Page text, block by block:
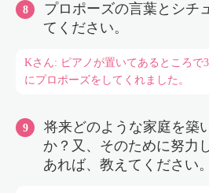
プロポーズの言葉とシチ
てください。
Kさん: ピアノが置いてあるところで
にプロポーズをしてくれました。
将来どのような家庭を築
か？又、そのために努力
あれば、教えてください。